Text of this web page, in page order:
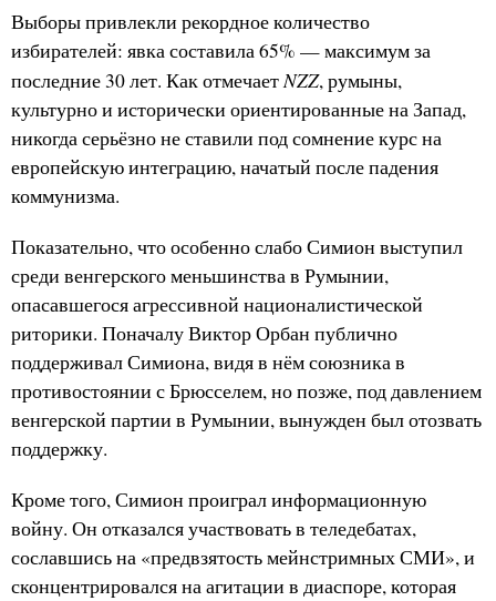
Выборы привлекли рекордное количество
избирателей: явка составила 65% — максимум за
последние 30 лет. Как отмечаетNZZ, румыны,
культурно и исторически ориентированные на Запад,
никогда серьёзно не ставили под сомнение курс на
европейскую интеграцию, начатый после падения
коммунизма.
Показательно, что особенно слабо Симион выступил
среди венгерского меньшинства в Румынии,
опасавшегося агрессивной националистической
риторики. Поначалу Виктор Орбан публично
поддерживал Симиона, видя в нём союзника в
противостоянии с Брюсселем, но позже, под давлением
венгерской партии в Румынии, вынужден был отозвать
поддержку.
Кроме того, Симион проиграл информационную
войну. Он отказался участвовать в теледебатах,
сославшись на «предвзятость мейнстримных СМИ», и
сконцентрировался на агитации в диаспоре, которая